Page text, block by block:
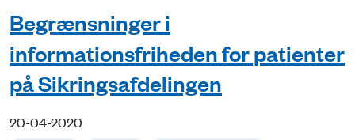
Begrænsninger i
informationsfriheden for patienter
på Sikringsafdelingen
20-04-2020